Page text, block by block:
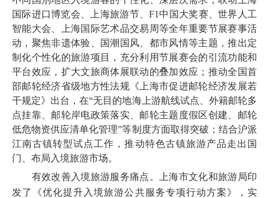
国际进口博览会、上海旅游节、F1中国大奖赛、世界人工
智能大会、上海国际艺术品交易周等全年重要节展赛事活
动，聚焦非遗体验、国潮国风、都市风情等主题，推出定
制化个性化的旅游项目，充分利用节展赛会的引流功能和
平台效应，扩大文旅商体展联动的叠加效应；推动全国首
部邮轮经济省级地方性法规《上海市促进邮轮经济发展若
干规定》出台，在“无目的地海上游航线试点、外籍邮轮多
点挂靠、邮轮岸电政策落实、邮轮主题度假区创建、邮轮
低危物资供应清单化管理”等制度方面取得突破；结合沪派
江南古镇转型试点工作，推动特色古镇旅游产品走出国
门、布局入境旅游市场。
有效改善入境旅游服务痛点。
上海市文化和旅游局印
发了《优化提升入境旅游公共服务专项行动方案》，实